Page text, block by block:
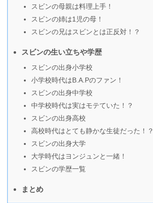
スビンの母親は料理上手！
スビンの姉は1児の母！
スビンの兄はスビンとは正反対！？
スビンの生い立ちや学歴
スビンの出身小学校
小学校時代はB.A.Pのファン！
スビンの出身中学校
中学校時代は実はモテていた！？
スビンの出身高校
高校時代はとても静かな生徒だった！？
スビンの出身大学
大学時代はヨンジュンと一緒！
スビンの学歴一覧
まとめ